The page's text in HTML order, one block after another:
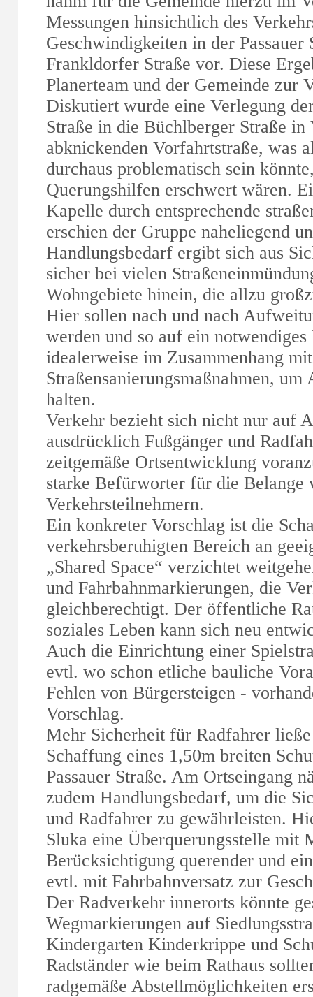
Messungen hinsichtlich des
Geschwindigkeiten in der Passauer
Frankldorfer Straße vor. Diese
Planerteam und der Gemeinde zur
Diskutiert wurde eine Verlegung
Straße in die Büchlberger Straße
abknickenden Vorfahrtstraße, was
durchaus problematisch sein
Querungshilfen erschwert wären.
Kapelle durch entsprechende
erschien der Gruppe naheliegend
Handlungsbedarf ergibt sich aus
sicher bei vielen
Wohngebiete hinein, die allzu
Hier sollen nach und nach
werden und so auf ein
idealerweise im Zusammenhang
Straßensanierungsmaßnahmen, um
halten.
Verkehr bezieht sich nicht nur auf
ausdrücklich Fußgänger und
zeitgemäße Ortsentwicklung
starke Befürworter für die Belange
Verkehrsteilnehmern.
Ein konkreter Vorschlag ist die
verkehrsberuhigten Bereich an
„Shared Space“ verzichtet
und Fahrbahnmarkierungen, die
gleichberechtigt. Der öffentliche
soziales Leben kann sich neu
Auch die Einrichtung einer
evtl. wo schon etliche bauliche
Fehlen von Bürgersteigen -
Vorschlag.
Mehr Sicherheit für Radfahrer
Schaffung eines 1,50m breiten
Passauer Straße. Am Ortseingang
zudem Handlungsbedarf, um die
und Radfahrer zu gewährleisten.
Sluka eine Überquerungsstelle mit
Berücksichtigung querender und
evtl. mit Fahrbahnversatz zur
Der Radverkehr innerorts könnte
Wegmarkierungen auf
Kindergarten Kinderkrippe und
Radständer wie beim Rathaus
radgemäße Abstellmöglichkeiten